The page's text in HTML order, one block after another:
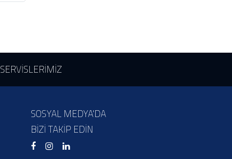
SERVİSLERİMİZ
SOSYAL MEDYA'DA
BİZİ TAKİP EDİN